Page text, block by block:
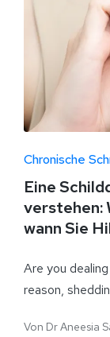
Chronische
Eine
verstehen:
wann Sie
Are you
reason,
Von Dr Aneesia